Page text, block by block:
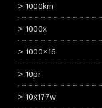
1000km
1000x
1000×16
10pr
10x177w